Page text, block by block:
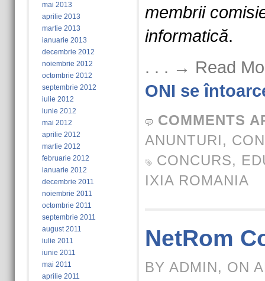
mai 2013
aprilie 2013
martie 2013
ianuarie 2013
decembrie 2012
noiembrie 2012
octombrie 2012
septembrie 2012
iulie 2012
iunie 2012
mai 2012
aprilie 2012
martie 2012
februarie 2012
ianuarie 2012
decembrie 2011
noiembrie 2011
octombrie 2011
septembrie 2011
august 2011
iulie 2011
iunie 2011
mai 2011
aprilie 2011
membrii
informatică.
. . . → Read
ONI se
COMMENTS
ANUNTURI,
CONCURS,
IXIA ROMANIA
NetRom
BY ADMIN, ON